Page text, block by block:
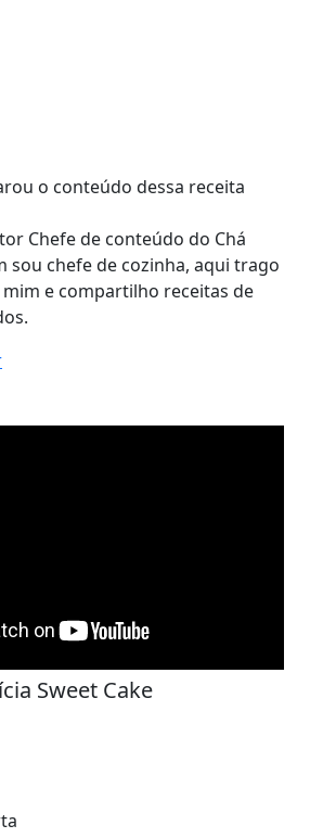
o conteúdo dessa receita
Chefe de conteúdo do Chá
sou chefe de cozinha, aqui trago
e compartilho receitas de
Sweet Cake